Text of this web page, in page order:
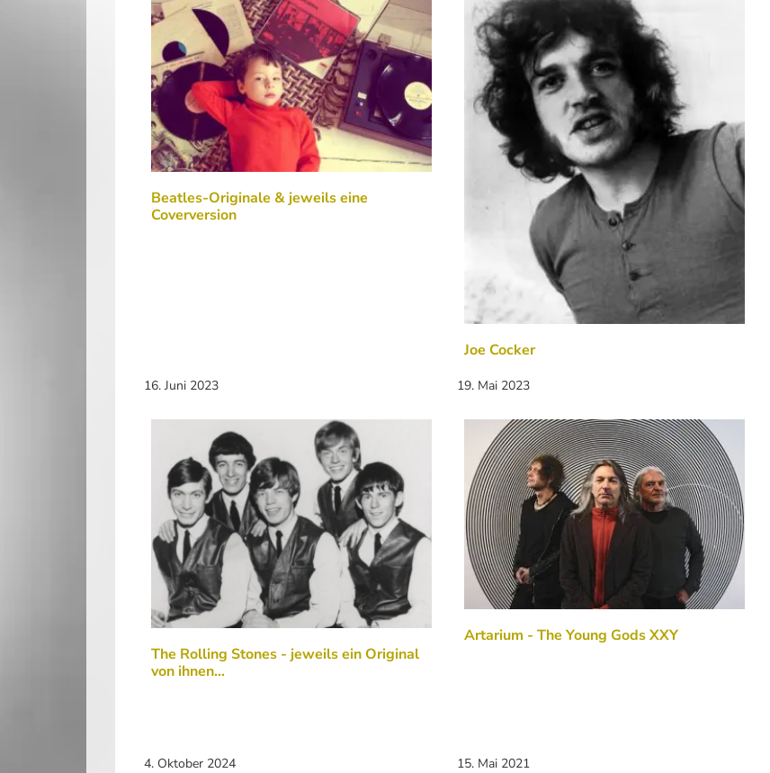
Beatles-Originale & jeweils eine
Coverversion
16. Juni 2023
Joe Cocker
19. Mai 2023
The Rolling Stones - jeweils ein Original
von ihnen…
4. Oktober 2024
Artarium - The Young Gods XXY
15. Mai 2021